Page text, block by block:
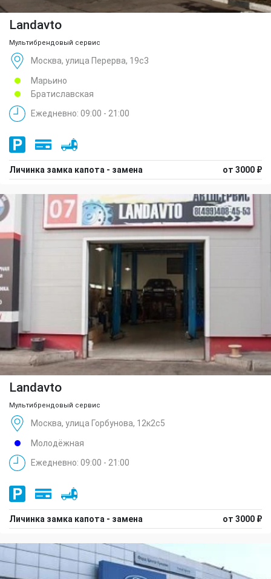
Landavto
Мультибрендовый сервис
Москва, улица Перерва, 19с3
Марьино
Братиславская
Ежедневно: 09:00 - 21:00
Личинка замка капота - замена от 3000 ₽
Landavto
Мультибрендовый сервис
Москва, улица Горбунова, 12к2с5
Молодёжная
Ежедневно: 09:00 - 21:00
Личинка замка капота - замена от 3000 ₽